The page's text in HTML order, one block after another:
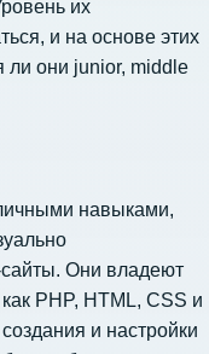
их
и на основе этих
ли они junior, middle
навыками,
Они владеют
PHP, HTML, CSS и
и настройки